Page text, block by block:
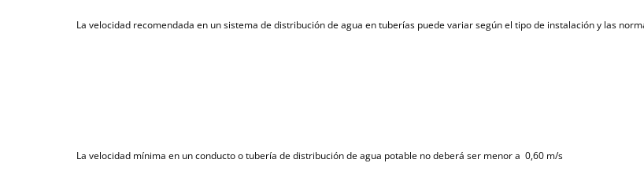
La velocidad recomendada en un sistema de distribución de agua en tuberías puede variar según el tipo de instalación y las
La velocidad mínima en un conducto o tubería de distribución de agua potable no deberá ser menor a 0,60 m/s